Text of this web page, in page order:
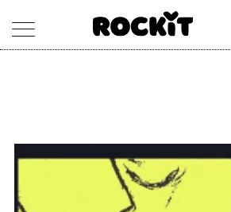
ARTISTI
CONCERTI